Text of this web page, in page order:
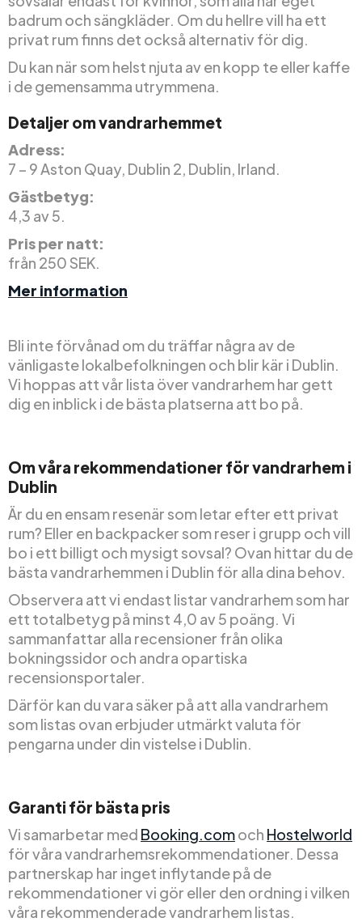
badrum och sängkläder. Om du hellre vill ha ett
privat rum finns det också alternativ för dig.
Du kan när som helst njuta av en kopp te eller kaffe
i de gemensamma utrymmena.
Detaljer om vandrarhemmet
Adress:
7 – 9 Aston Quay, Dublin 2, Dublin, Irland.
Gästbetyg:
4,3 av 5.
Pris per natt:
från 250 SEK.
Mer information
Bli inte förvånad om du träffar några av de
vänligaste lokalbefolkningen och blir kär i Dublin.
Vi hoppas att vår lista över vandrarhem har gett
dig en inblick i de bästa platserna att bo på.
Om våra rekommendationer för vandrarhem i
Dublin
Är du en ensam resenär som letar efter ett privat
rum? Eller en backpacker som reser i grupp och vill
bo i ett billigt och mysigt sovsal? Ovan hittar du de
bästa vandrarhemmen i Dublin för alla dina behov.
Observera att vi endast listar vandrarhem som har
ett totalbetyg på minst 4,0 av 5 poäng. Vi
sammanfattar alla recensioner från olika
bokningssidor och andra opartiska
recensionsportaler.
Därför kan du vara säker på att alla vandrarhem
som listas ovan erbjuder utmärkt valuta för
pengarna under din vistelse i Dublin.
Garanti för bästa pris
Vi samarbetar med Booking.comoch Hostelworld
för våra vandrarhemsrekommendationer. Dessa
partnerskap har inget inflytande på de
rekommendationer vi gör eller den ordning i vilken
våra rekommenderade vandrarhem listas.